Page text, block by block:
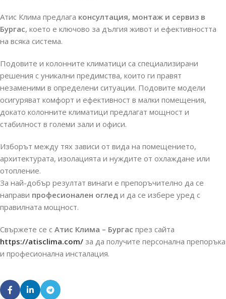
Атис Клима предлага консултация, монтаж и сервиз в
Бургас, което е ключово за дългия живот и ефективността
на всяка система.
Подовите и колонните климатици са специализирани
решения с уникални предимства, които ги правят
незаменими в определени ситуации. Подовите модели
осигуряват комфорт и ефективност в малки помещения,
докато колонните климатици предлагат мощност и
стабилност в големи зали и офиси.
Изборът между тях зависи от вида на помещението,
архитектурата, изолацията и нуждите от охлаждане или
отопление.
За най-добър резултат винаги е препоръчително да се
направи професионален оглед и да се избере уред с
правилната мощност.
Свържете се с Атис Клима – Бургас през сайта
https://atisclima.com/ за да получите персонална препоръка
и професионална инсталация.